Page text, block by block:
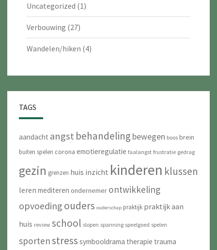
Uncategorized (1)
Verbouwing (27)
Wandelen/hiken (4)
TAGS
aandacht angst behandeling bewegen boos brein
buiten spelen corona emotieregulatie faalangst frustratie gedrag
gezin grenzen huis inzicht kinderen klussen
leren mediteren ondernemer ontwikkeling
opvoeding ouders ouderschap praktijk praktijk aan
huis review school slopen spanning speelgoed spelen
sportenstress symbooldrama therapie trauma